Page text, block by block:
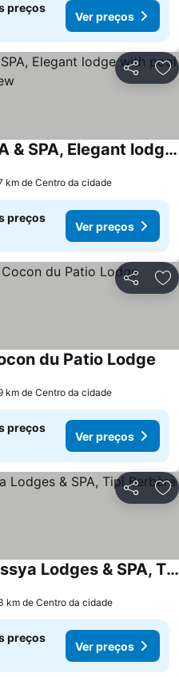
preços
Ver preços
Partilhar
Domaine FINCA LESSYA & SPA, Elegant lodge with pool view
km de Centro da cidade
preços
Ver preços
Partilhar
du Patio Lodge
km de Centro da cidade
preços
Ver preços
Partilhar
Domaine de la Finca Lessya Lodges & SPA, Tipi Berbère
km de Centro da cidade
preços
Ver preços